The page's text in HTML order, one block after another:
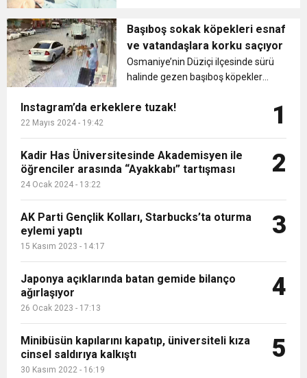
protesto
16:15
Sözleşmeli personele kadro düzenlemesinde
kapsam genişledi
13:00 Tarım Kredi’nin ardından zincir marketler
oranı
12:54 Gaziantep’te zincirleme kaza! 16 kişi hayatını
kaybetti
19:42 Instagram’da erkeklere tuzak!
vatandaşların ‘Kentsel Dönüşüm’
sorunlarını dinledi....
Başıboş sokak köpekleri esnaf
ve vatandaşlara korku saçıyor
Osmaniye’nin Düziçi ilçesinde sürü
halinde gezen başıboş köpekler
saçıyor. Sürü halindeki köpeklerin bir
olan ve korku dolu anlar yaşayan
es...
Instagram’da erkeklere tuzak!
22 Mayıs 2024 - 19:42 1
Kadir Has Üniversitesinde Akademisyen ile
öğrenciler arasında “Ayakkabı” tartışması
24 Ocak 2024 - 13:22
2
AK Parti Gençlik Kolları, Starbucks’ta oturma
eylemi yaptı
15 Kasım 2023 - 14:17
3
Japonya açıklarında batan gemide bilanço
ağırlaşıyor
26 Ocak 2023 - 17:13
4
Minibüsün kapılarını kapatıp, üniversiteli kıza
cinsel saldırıya kalkıştı
30 Kasım 2022 - 16:19
5